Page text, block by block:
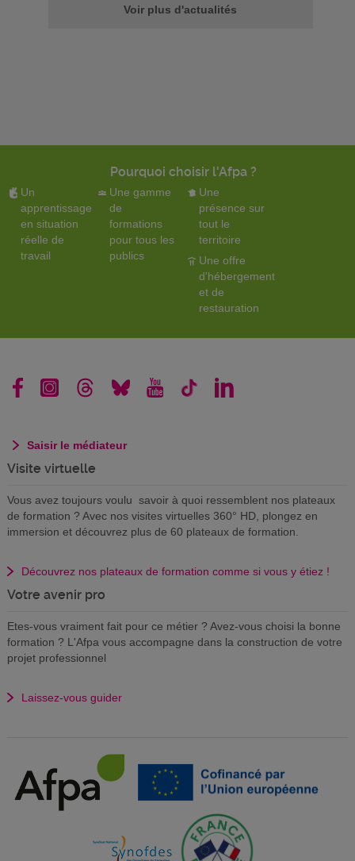
Voir plus d'actualités
Pourquoi choisir l'Afpa ?
Un
apprentissage
en situation
réelle de
travail
Une gamme
de
formations
pour tous les
publics
Une
présence sur
tout le
territoire
Une offre
d'hébergement
et de
restauration
Saisir le médiateur
Visite virtuelle
Vous avez toujours voulu savoir à quoi ressemblent nos plateaux
de formation ? Avec nos visites virtuelles 360° HD, plongez en
immersion et découvrez plus de 60 plateaux de formation.
Découvrez nos plateaux de formation comme si vous y étiez !
Votre avenir pro
Etes-vous vraiment fait pour ce métier ? Avez-vous choisi la bonne
formation ? L'Afpa vous accompagne dans la construction de votre
projet professionnel
Laissez-vous guider